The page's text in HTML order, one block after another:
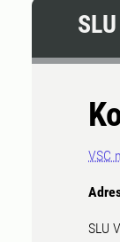
VSC
SLU